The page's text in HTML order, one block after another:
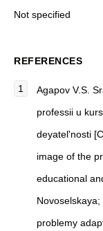
Not specified
REFERENCES
Agapov V.S.
professii u
deyatel'nosti
image of the
educational
problemy